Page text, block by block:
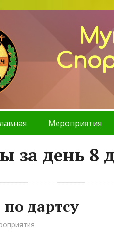
Мероприятия
за день 8
дартсу